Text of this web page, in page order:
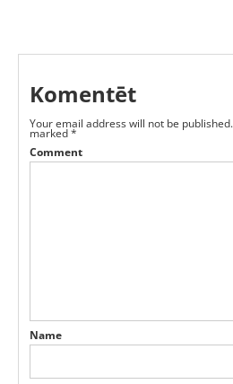
Komentēt
Your email address will not be published.
marked*
Comment
Name